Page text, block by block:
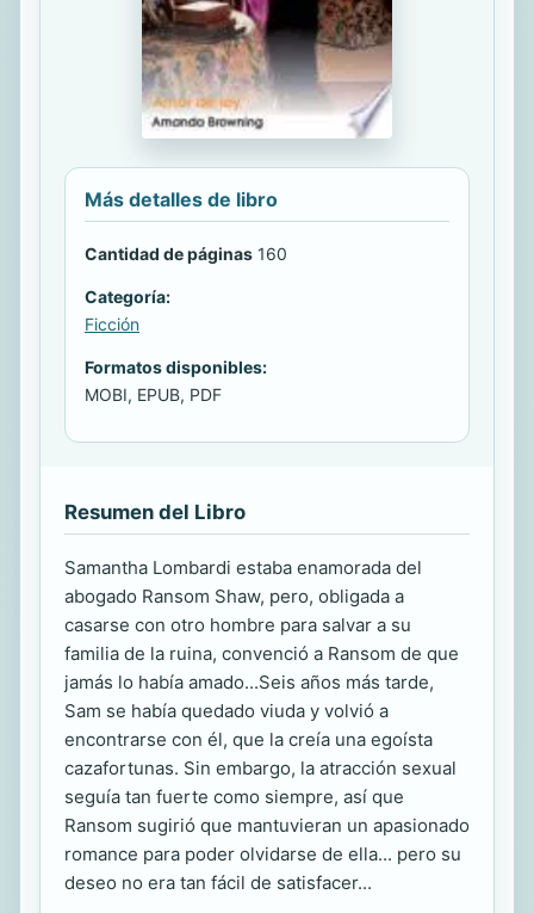
Más detalles de libro
Cantidad de páginas 160
Categoría:
Ficción
Formatos disponibles:
MOBI, EPUB, PDF
Resumen del Libro
Samantha Lombardi estaba enamorada del
abogado Ransom Shaw, pero, obligada a
casarse con otro hombre para salvar a su
familia de la ruina, convenció a Ransom de que
jamás lo había amado...Seis años más tarde,
Sam se había quedado viuda y volvió a
encontrarse con él, que la creía una egoísta
cazafortunas. Sin embargo, la atracción sexual
seguía tan fuerte como siempre, así que
Ransom sugirió que mantuvieran un apasionado
romance para poder olvidarse de ella... pero su
deseo no era tan fácil de satisfacer...